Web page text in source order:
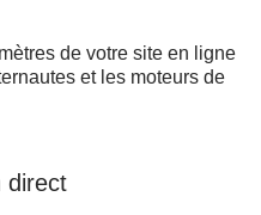
de votre site en ligne
et les moteurs de
direct